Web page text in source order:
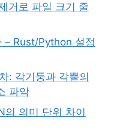
거로 파일 크기 줄
Rust/Python 설정
: 각기둥과 각뿔의
파악
의 의미 단위 차이